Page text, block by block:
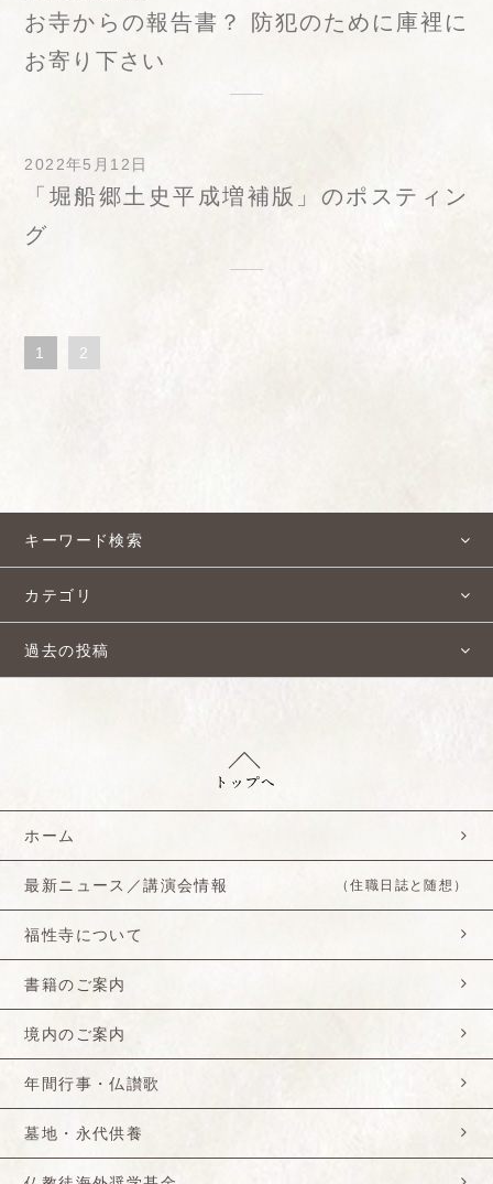
お寺からの報告書？ 防犯のために庫裡に
お寄り下さい
2022年5月12日
「堀船郷土史平成増補版」のポスティン
グ
1 2
キーワード検索
カテゴリ
過去の投稿
ホーム
最新ニュース／講演会情報 （住職日誌と随想）
福性寺について
書籍のご案内
境内のご案内
年間行事・仏讃歌
墓地・永代供養